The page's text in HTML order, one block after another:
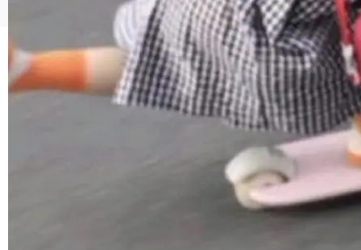
©OSCHINA(OSChina.NET) 京ICP备2025119063号